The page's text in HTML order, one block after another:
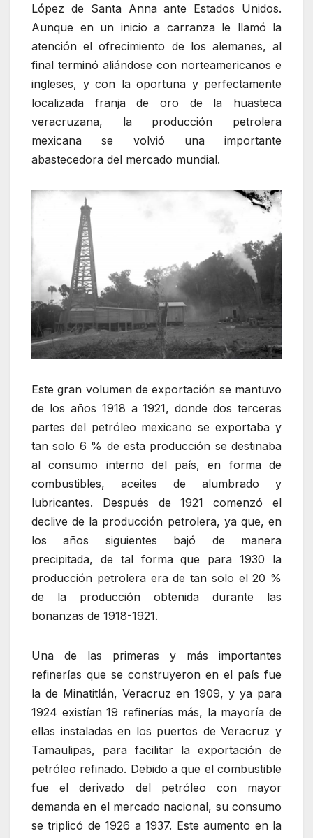
López de Santa Anna ante Estados Unidos.
Aunque en un inicio a carranza le llamó la
atención el ofrecimiento de los alemanes, al
final terminó aliándose con norteamericanos e
ingleses, y con la oportuna y perfectamente
localizada franja de oro de la huasteca
veracruzana, la producción petrolera
mexicana se volvió una importante
abastecedora del mercado mundial.
Este gran volumen de exportación se mantuvo
de los años 1918 a 1921, donde dos terceras
partes del petróleo mexicano se exportaba y
tan solo 6 % de esta producción se destinaba
al consumo interno del país, en forma de
combustibles, aceites de alumbrado y
lubricantes. Después de 1921 comenzó el
declive de la producción petrolera, ya que, en
los años siguientes bajó de manera
precipitada, de tal forma que para 1930 la
producción petrolera era de tan solo el 20 %
de la producción obtenida durante las
bonanzas de 1918-1921.
Una de las primeras y más importantes
refinerías que se construyeron en el país fue
la de Minatitlán, Veracruz en 1909, y ya para
1924 existían 19 refinerías más, la mayoría de
ellas instaladas en los puertos de Veracruz y
Tamaulipas, para facilitar la exportación de
petróleo refinado. Debido a que el combustible
fue el derivado del petróleo con mayor
demanda en el mercado nacional, su consumo
se triplicó de 1926 a 1937. Este aumento en la